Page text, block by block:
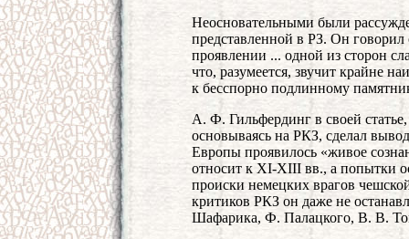
Неосновательными были
представленной в РЗ. Он говорил
проявлении ... одной из сторон
что, разумеется, звучит крайне
к бесспорно подлинному
А. Ф. Гильфердинг в своей
основываясь на РКЗ, сделал
Европы проявилось «живое
относит к XI-XIII вв., а попытки
происки немецких врагов
критиков РКЗ он даже не
Шафарика, Ф. Палацкого, В. В.